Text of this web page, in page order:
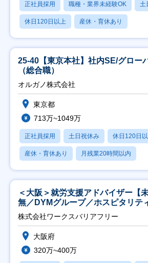
正社員採用 職種・業界未経験OK 土
休日120日以上 産休・育休あり
25-40【東京本社】社内SE/グロー
（総合職）
オルガノ株式会社
東京都
713万~1049万
正社員採用 土日祝休み 休日120日
産休・育休あり 月残業20時間以内
＜大阪＞就労支援アドバイザー【
無／DYMグループ／ホスピタリテ
日祝】
株式会社ワークスバリアフリー
大阪府
320万~400万